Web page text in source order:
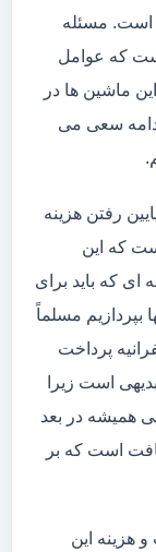
است. مسئله
که عوامل
ماشین ها در
سعی می
رفتن هزینه
که این
ای که باید برای
مسلماً
پرداخت
است زیرا
همیشه در بعد
است که بر
هزینه این